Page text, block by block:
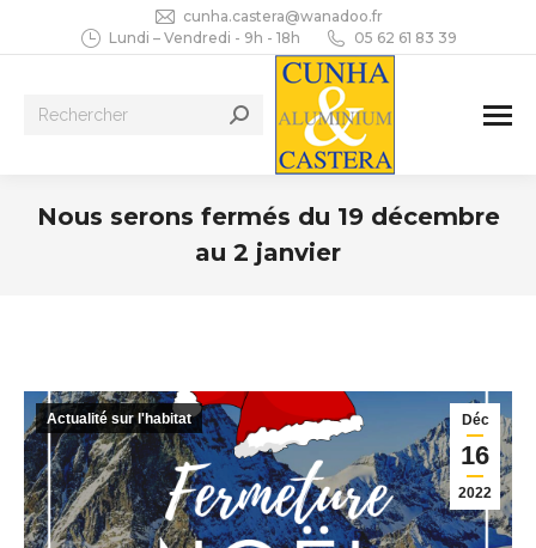
cunha.castera@wanadoo.fr
Lundi – Vendredi - 9h - 18h
05 62 61 83 39
Recherche
Nous serons fermés du 19 décembre
au 2 janvier
Déc
16
2022
Actualité sur l'habitat